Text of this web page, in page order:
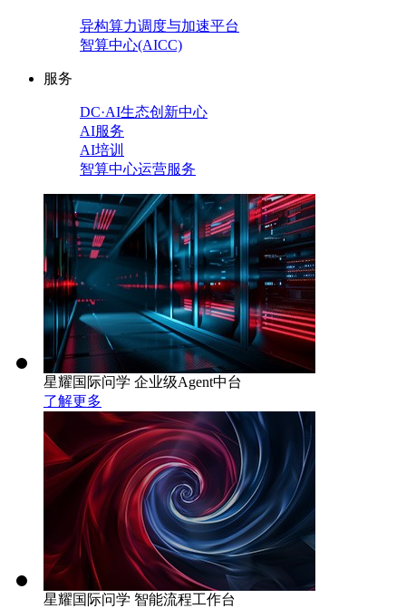
异构算力调度与加速平台
智算中心(AICC)
服务
DC·AI生态创新中心
AI服务
AI培训
智算中心运营服务
星耀国际问学 企业级Agent中台
了解更多
星耀国际问学 智能流程工作台